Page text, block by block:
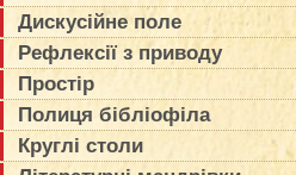
Дискусійне поле
Рефлексії з приводу
Простір
Полиця бібліофіла
Круглі столи